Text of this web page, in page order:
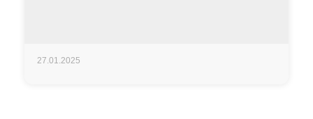
27.01.2025